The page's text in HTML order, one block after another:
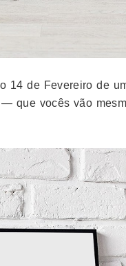
14 de Fevereiro de
que vocês vão